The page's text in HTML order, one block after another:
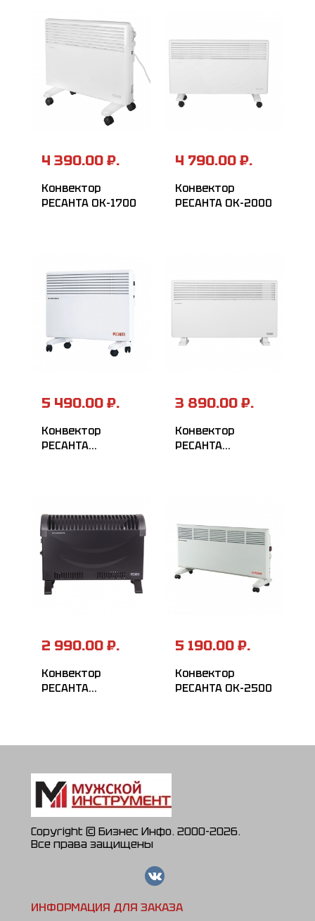
4 390.00 ₽.
Конвектор
РЕСАНТА ОК-1700
4 790.00 ₽.
Конвектор
РЕСАНТА ОК-2000
5 490.00 ₽.
Конвектор
РЕСАНТА
3 890.00 ₽.
Конвектор
РЕСАНТА
2 990.00 ₽.
Конвектор
РЕСАНТА
5 190.00 ₽.
Конвектор
РЕСАНТА ОК-2500
Copyright © Бизнес Инфо. 2000-2026.
Все права защищены
ИНФОРМАЦИЯ ДЛЯ ЗАКАЗА